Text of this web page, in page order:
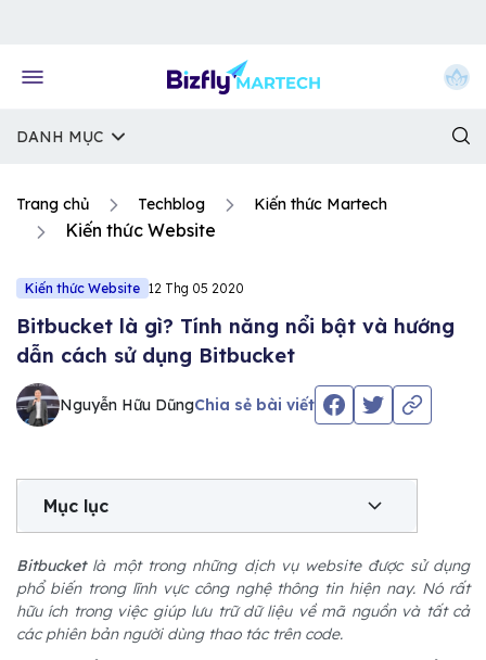
DANH MỤC
Trang chủ Techblog Kiến thức Martech
Kiến thức Website
Kiến thức Website 12 Thg 05 2020
Bitbucket là gì? Tính năng nổi bật và hướng
dẫn cách sử dụng Bitbucket
Nguyễn Hữu DũngChia sẻ bài viết
Mục lục
Bitbucketlà một trong những dịch vụ website được sử dụng
phổ biến trong lĩnh vực công nghệ thông tin hiện nay. Nó rất
hữu ích trong việc giúp lưu trữ dữ liệu về mã nguồn và tất cả
các phiên bản người dùng thao tác trên code.